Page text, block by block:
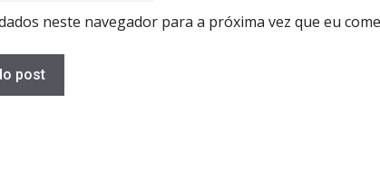
neste navegador para a próxima vez que eu